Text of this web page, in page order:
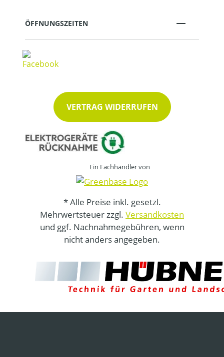
ÖFFNUNGSZEITEN
VERTRAG WIDERRUFEN
Ein Fachhändler von
* Alle Preise inkl. gesetzl.
Mehrwertsteuer zzgl. Versandkosten
und ggf. Nachnahmegebühren, wenn
nicht anders angegeben.